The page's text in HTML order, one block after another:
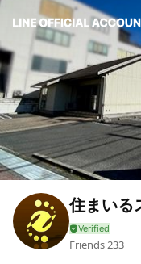
住まいる
Friends233